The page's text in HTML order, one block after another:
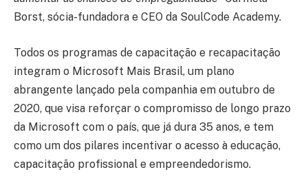
Borst, sócia-fundadora e CEO da SoulCode Academy.
Todos os programas de capacitação e recapacitação
integram o Microsoft Mais Brasil, um plano
abrangente lançado pela companhia em outubro de
2020, que visa reforçar o compromisso de longo prazo
da Microsoft com o país, que já dura 35 anos, e tem
como um dos pilares incentivar o acesso à educação,
capacitação profissional e empreendedorismo.